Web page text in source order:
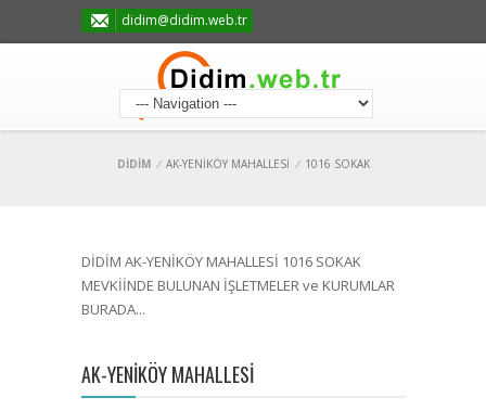
didim@didim.web.tr
DİDİM / AK-YENİKÖY MAHALLESİ / 1016 SOKAK
DİDİM AK-YENİKÖY MAHALLESİ 1016 SOKAK
MEVKİİNDE BULUNAN İŞLETMELER ve KURUMLAR
BURADA...
AK-YENİKÖY MAHALLESİ